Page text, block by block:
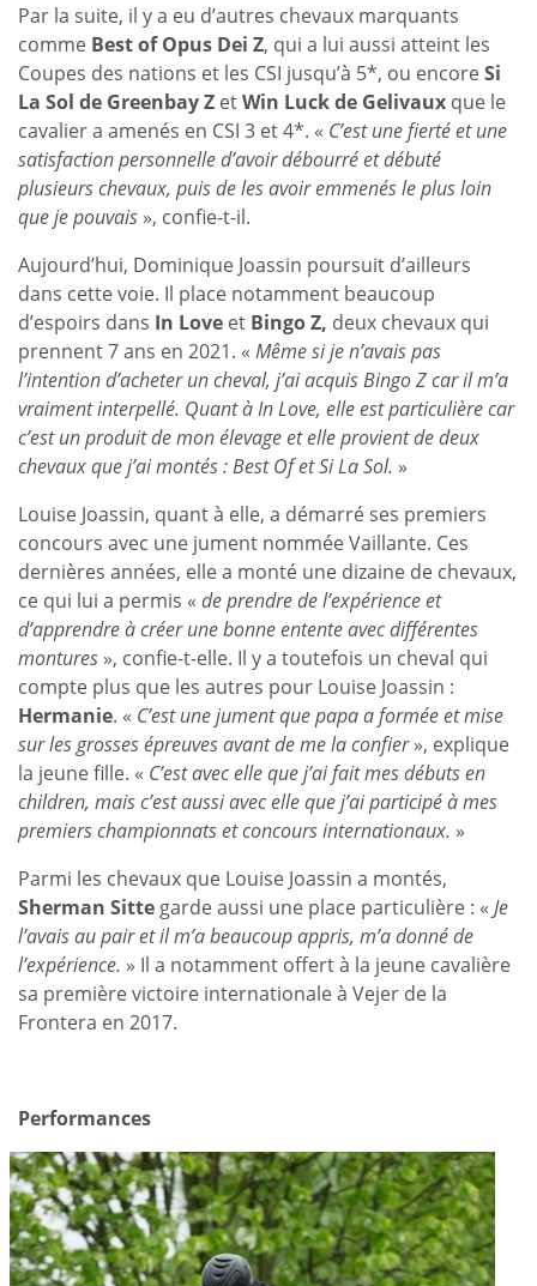
Par la suite, il y a eu d’autres chevaux marquants
comme Best of Opus Dei Z, qui a lui aussi atteint les
Coupes des nations et les CSI jusqu’à 5*, ou encoreSi
La Sol de Greenbay Z etWin Luck de Gelivaux que le
cavalier a amenés en CSI 3 et 4*. « C’est une fierté et une
satisfaction personnelle d’avoir débourré et débuté
plusieurs chevaux, puis de les avoir emmenés le plus loin
que je pouvais », confie-t-il.
Aujourd’hui, Dominique Joassin poursuit d’ailleurs
dans cette voie. Il place notamment beaucoup
d’espoirs dans In Love et Bingo Z, deux chevaux qui
prennent 7 ans en 2021. « Même si je n’avais pas
l’intention d’acheter un cheval, j’ai acquis Bingo Z car il m’a
vraiment interpellé. Quant à In Love, elle est particulière car
c’est un produit de mon élevage et elle provient de deux
chevaux que j’ai montés : Best Of et Si La Sol. »
Louise Joassin, quant à elle, a démarré ses premiers
concours avec une jument nommée Vaillante. Ces
dernières années, elle a monté une dizaine de chevaux,
ce qui lui a permis « de prendre de l’expérience et
d’apprendre à créer une bonne entente avec différentes
montures », confie-t-elle. Il y a toutefois un cheval qui
compte plus que les autres pour Louise Joassin :
Hermanie. « C’est une jument que papa a formée et mise
sur les grosses épreuves avant de me la confier», explique
la jeune fille. « C’est avec elle que j’ai fait mes débuts en
children, mais c’est aussi avec elle que j’ai participé à mes
premiers championnats et concours internationaux. »
Parmi les chevaux que Louise Joassin a montés,
Sherman Sitte garde aussi une place particulière : « Je
l’avais au pair et il m’a beaucoup appris, m’a donné de
l’expérience. » Il a notamment offert à la jeune cavalière
sa première victoire internationale à Vejer de la
Frontera en 2017.
Performances